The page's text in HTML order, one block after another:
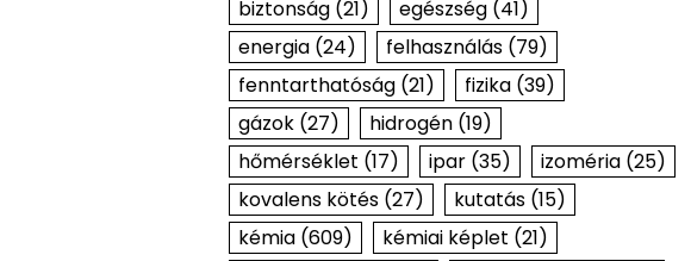
biztonság(21) egészség(41)
energia(24) felhasználás(79)
fenntarthatóság(21) fizika(39)
gázok(27) hidrogén(19)
hőmérséklet (17) ipar(35) izoméria(25)
kovalens kötés(27) kutatás(15)
kémia(609) kémiai képlet (21)